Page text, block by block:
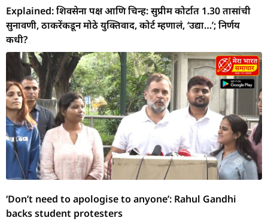
Explained: शिवसेना पक्ष आणि चिन्ह: सुप्रीम कोर्टात 1.30 तासांची
सुनावणी, ठाकरेंकडून मोठे युक्तिवाद, कोर्ट म्हणालं, ‘उद्या…’; निर्णय
कधी?
‘Don’t need to apologise to anyone’: Rahul Gandhi
backs student protesters